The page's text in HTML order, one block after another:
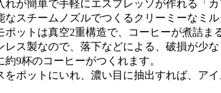
れが簡単で手軽にエスプレッソが作れる「カ
なスチームノズルでつくるクリーミーなミル
ポットは真空2重構造で、コーヒーが煮詰ま
レス製なので、落下などによる、破損が少な
約9杯のコーヒーがつくれます。
をポットにいれ、濃い目に抽出すれば、ア